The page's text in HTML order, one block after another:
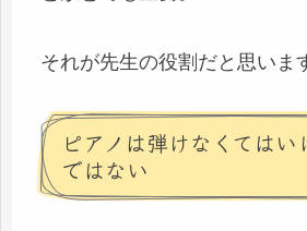
それが先生の役割だと思いま
ピアノは弾けなくては
ではない